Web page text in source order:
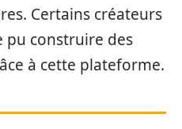
Certains créateurs
pu construire des
à cette plateforme.